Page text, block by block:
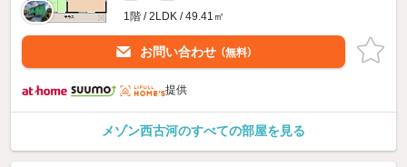
1階 / 2LDK / 49.41㎡
お問い合わせ （無料）
提供
メゾン西古河のすべての部屋を見る